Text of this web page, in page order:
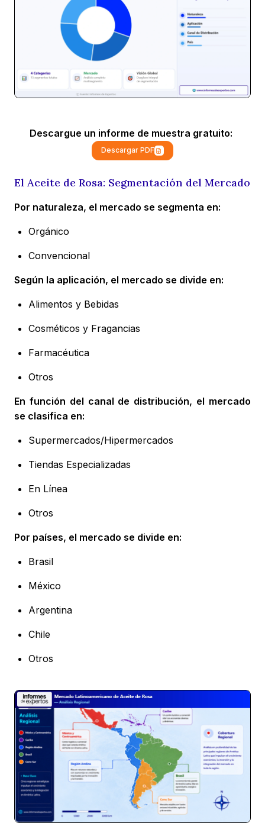
Descargue un informe de muestra gratuito:
Descargar PDF
El Aceite de Rosa: Segmentación del Mercado
Por naturaleza, el mercado se segmenta en:
Orgánico
Convencional
Según la aplicación, el mercado se divide en:
Alimentos y Bebidas
Cosméticos y Fragancias
Farmacéutica
Otros
En función del canal de distribución, el mercado
se clasifica en:
Supermercados/Hipermercados
Tiendas Especializadas
En Línea
Otros
Por países, el mercado se divide en:
Brasil
México
Argentina
Chile
Otros